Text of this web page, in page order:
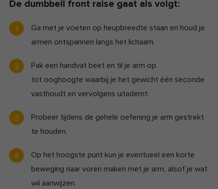
De dumbbell front raise gaat als volgt:
Ga met je voeten op heupbreedte staan en houd je
armen ontspannen langs het lichaam.
Pak een handvat beet en til je arm op
tot ooghoogte waarbij je het gewicht één seconde
vasthoudt en vervolgens uitademt.
Probeer tijdens de gehele oefening je arm gestrekt
te houden.
Op het hoogste punt kun je eventueel een korte
beweging naar voren maken met je arm, alsof je wat
wil aanwijzen.